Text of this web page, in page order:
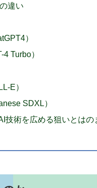
違い
）
Turbo）
E）
SDXL）
技術を広める狙いとはの